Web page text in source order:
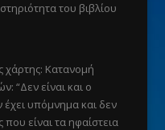
του βιβλίου
χάρτης: Κατανομή
: “Δεν είναι και ο
έχει υπόμνημα και δεν
είναι τα ηφαίστεια